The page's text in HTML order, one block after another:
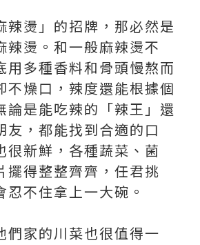
辣燙」的招牌，那必然是
辣燙。和一般麻辣燙不
用多種香料和骨頭慢熬而
不燥口，辣度還能根據個
論是能吃辣的「辣王」還
友，都能找到合適的口
很新鮮，各種蔬菜、菌
擺得整整齊齊，任君挑
忍不住拿上一大碗。
們家的川菜也很值得一